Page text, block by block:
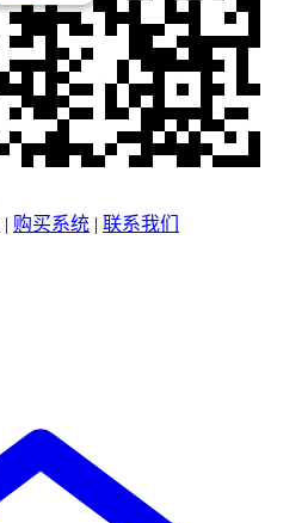
| 购买系统 | 联系我们